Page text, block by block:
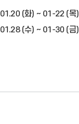
01.20 (화) ~ 01-22 (목)
01.28 (수) ~ 01-30 (금)